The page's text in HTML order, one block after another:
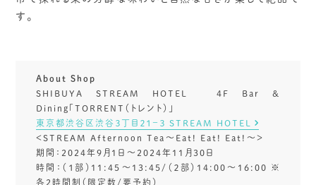
す。
About Shop
SHIBUYA STREAM HOTEL 4F Bar &
Dining「TORRENT（トレント）」
東京都渋谷区渋谷３丁目２１−３ STREAM HOTEL
＜STREAM Afternoon Tea～Eat! Eat! Eat!～＞
期間：2024年9月1日～2024年11月30日
時間：（１部）11:45〜13:45/（２部）14:00～16:00 ※
各2時間制（限定数/要予約）